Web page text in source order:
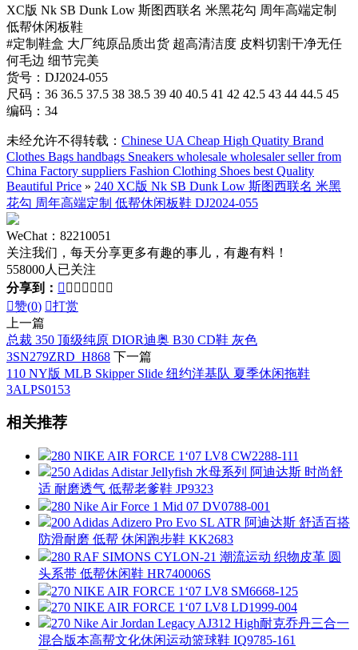
XC版 Nk SB Dunk Low 斯图西联名 米黑花勾 周年高端定制
低帮休闲板鞋
#定制鞋盒 大厂纯原品质出货 超高清洁度 皮料切割干净无任
何毛边 细节完美
货号：DJ2024-055
尺码：36 36.5 37.5 38 38.5 39 40 40.5 41 42 42.5 43 44 44.5 45
编码：34
未经允许不得转载： Chinese UA Cheap High Quatity Brand
Clothes Bags handbags Sneakers wholesale wholesaler seller from
China Factory suppliers Fashion Clothing Shoes best Quality
Beautiful Price » 240 XC版 Nk SB Dunk Low 斯图西联名 米黑
花勾 周年高端定制 低帮休闲板鞋 DJ2024-055
WeChat：82210051
关注我们，每天分享更多有趣的事儿，有趣有料！
558000人已关注
分享到：       
赞(0) 打赏
上一篇
总裁 350 顶级纯原 DIOR迪奥 B30 CD鞋 灰色
3SN279ZRD_H868 下一篇
110 NY版 MLB Skipper Slide 纽约洋基队 夏季休闲拖鞋
3ALPS0153
相关推荐
280 NIKE AIR FORCE 1‘07 LV8 CW2288-111
250 Adidas Adistar Jellyfish 水母系列 阿迪达斯 时尚舒
适 耐磨透气 低帮老爹鞋 JP9323
280 Nike Air Force 1 Mid 07 DV0788-001
200 Adidas Adizero Pro Evo SL ATR 阿迪达斯 舒适百搭
防滑耐磨 低帮 休闲跑步鞋 KK2683
280 RAF SIMONS CYLON-21 潮流运动 织物皮革 圆
头系带 低帮休闲鞋 HR740006S
270 NIKE AIR FORCE 1‘07 LV8 SM6668-125
270 NIKE AIR FORCE 1‘07 LV8 LD1999-004
270 Nike Air Jordan Legacy AJ312 High耐克乔丹三合一
混合版本高帮文化休闲运动篮球鞋 IQ9785-161